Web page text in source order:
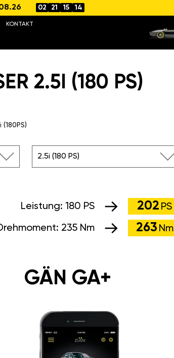
02 21 15 13
KONTAKT
2.5I (180 PS)
(180PS)
2.5i (180 PS)
Leistung: 180 PS 202 PS
235 Nm 263 Nm
GÄN GA+